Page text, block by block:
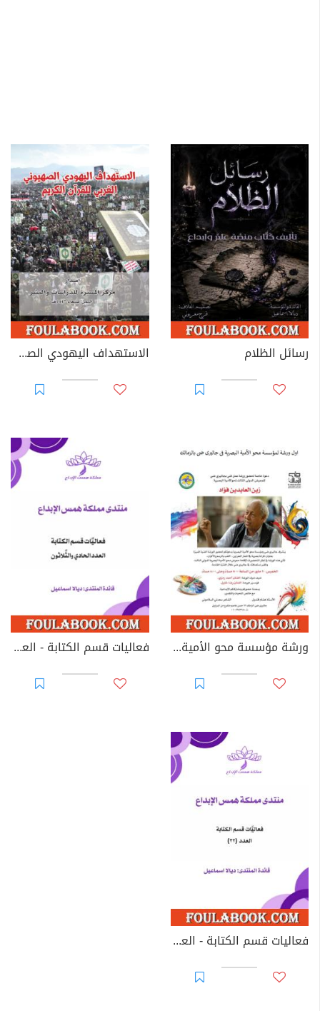
رسائل الظلام الاستهداف اليهودي الصهيوني الغربي للقرآن الكريم
ورشة مؤسسة محو الأمية البصرية فعاليات قسم الكتابة - العدد الحادي والثلاثون
فعاليات قسم الكتابة - العدد الثاني والثلاثون